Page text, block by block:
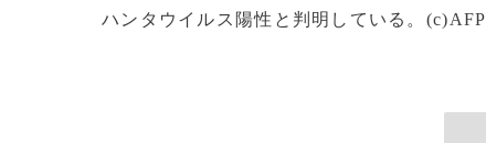
ハンタウイルス陽性と判明している。(c)AFP